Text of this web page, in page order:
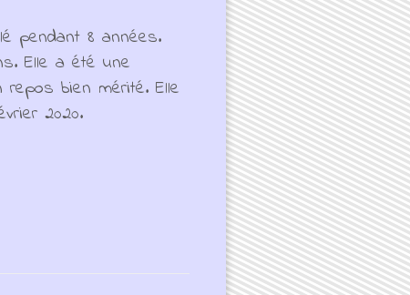
pendant 8 années.
Elle a été une
repos bien mérité. Elle
2020.